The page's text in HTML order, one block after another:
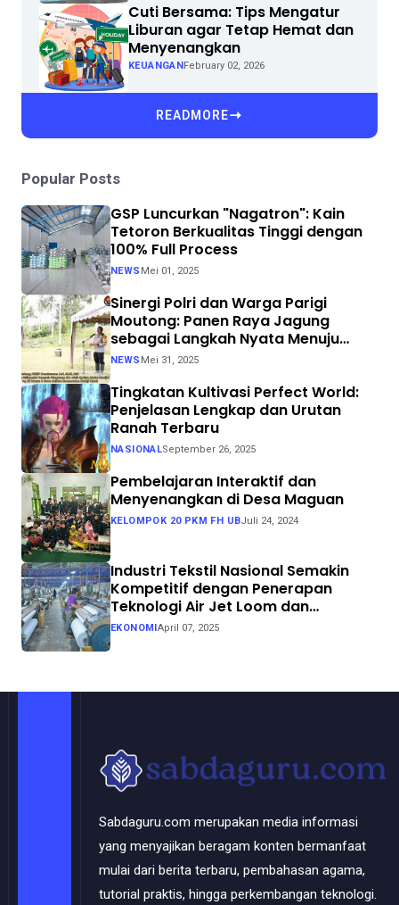
Cuti Bersama: Tips Mengatur
Liburan agar Tetap Hemat dan
Menyenangkan
KEUANGANFebruary 02, 2026
READMORE
Popular Posts
GSP Luncurkan "Nagatron": Kain
Tetoron Berkualitas Tinggi dengan
100% Full Process
NEWS Mei 01, 2025
Sinergi Polri dan Warga Parigi
Moutong: Panen Raya Jagung
sebagai Langkah Nyata Menuju
Swasembada Pangan
NEWS Mei 31, 2025
Tingkatan Kultivasi Perfect World:
Penjelasan Lengkap dan Urutan
Ranah Terbaru
NASIONALSeptember 26, 2025
Pembelajaran Interaktif dan
Menyenangkan di Desa Maguan
KELOMPOK 20 PKM FH UBJuli 24, 2024
Industri Tekstil Nasional Semakin
Kompetitif dengan Penerapan
Teknologi Air Jet Loom dan
Continuous Dyeing di CV. Garuda
Solo Perkasa
EKONOMIApril 07, 2025
Sabdaguru.com merupakan media informasi
yang menyajikan beragam konten bermanfaat
mulai dari berita terbaru, pembahasan agama,
tutorial praktis, hingga perkembangan teknologi.